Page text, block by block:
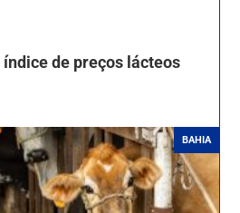
de preços lácteos
BAHIA